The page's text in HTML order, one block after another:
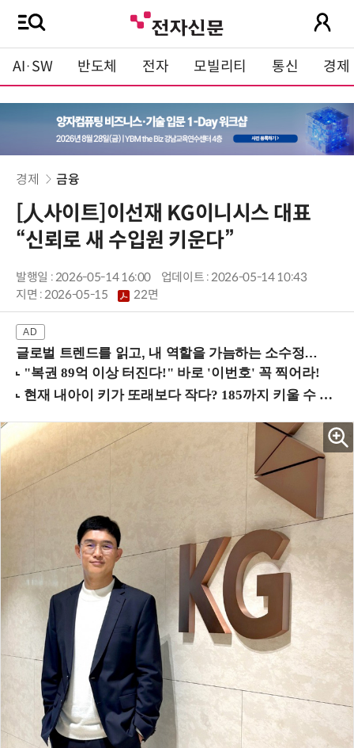
AI·SW 반도체 전자 모빌리티 통신 경제
경제 금융
[人사이트]이선재 KG이니시스 대표
“신뢰로 새 수입원 키운다”
발행일 : 2026-05-14 16:00
업데이트 : 2026-05-14 10:43
지면 :2026-05-15 22면
글로벌 트렌드를 읽고, 내 역할을 가늠하는 소수정예 실습 워크숍 (8/28 신논현역)